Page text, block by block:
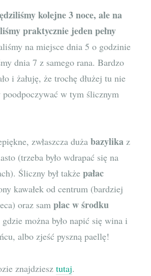
kolejne 3 noce, ale na
praktycznie jeden pełny
na miejsce dnia 5 o godzinie
dnia 7 z samego rana. Bardzo
i żałuję, że trochę dłużej tu nie
poodpoczywać w tym ślicznym
zwłaszcza dużabazylika z
(trzeba było wdrapać się na
Śliczny był takżepałac
kawałek od centrum (bardziej
oraz samplac w środku
gdzie można było napić się wina i
albo zjeść pyszną paellę!
znajdziesztutaj.